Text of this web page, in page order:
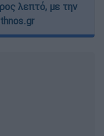
λεπτό, με την